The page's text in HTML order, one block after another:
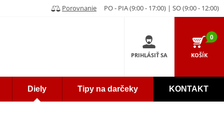
Porovnanie PO - PIA (9:00 - 17:00) | SO (9:00 - 12:00)
PRIHLÁSIŤ SA
0
KOŠÍK
Diely Tipy na darčeky KONTAKT